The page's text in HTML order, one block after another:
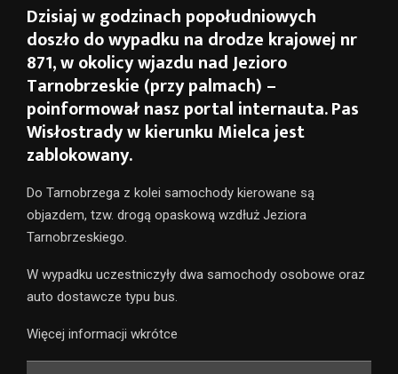
Dzisiaj w godzinach popołudniowych
doszło do wypadku na drodze krajowej nr
871, w okolicy wjazdu nad Jezioro
Tarnobrzeskie (przy palmach) –
poinformował nasz portal internauta. Pas
Wisłostrady w kierunku Mielca jest
zablokowany.
Do Tarnobrzega z kolei samochody kierowane są
objazdem, tzw. drogą opaskową wzdłuż Jeziora
Tarnobrzeskiego.
W wypadku uczestniczyły dwa samochody osobowe oraz
auto dostawcze typu bus.
Więcej informacji wkrótce